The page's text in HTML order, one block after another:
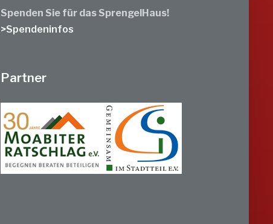
Spenden Sie für das SprengelHaus!
>Spendeninfos
Partner